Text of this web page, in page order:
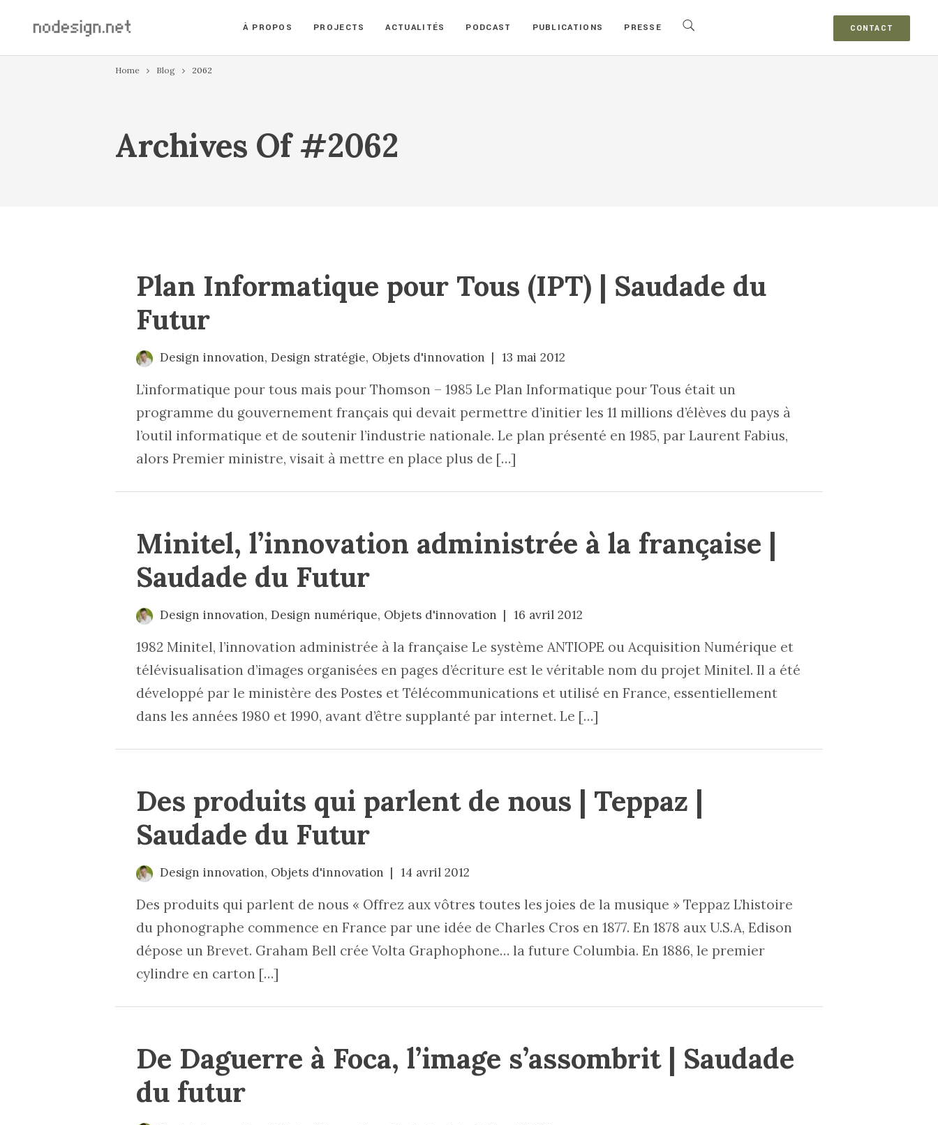
CONTACT
À PROPOS PROJECTS ACTUALITÉS PODCAST PUBLICATIONS PRESSE
Home Blog 2062
Archives Of #2062
Plan Informatique pour Tous (IPT) | Saudade du
Futur
Design innovation,Design stratégie, Objets d'innovation 13 mai 2012
L’informatique pour tous mais pour Thomson – 1985 Le Plan Informatique pour Tous était un
programme du gouvernement français qui devait permettre d’initier les 11 millions d’élèves du pays à
l’outil informatique et de soutenir l’industrie nationale. Le plan présenté en 1985, par Laurent Fabius,
alors Premier ministre, visait à mettre en place plus de […]
Minitel, l’innovation administrée à la française |
Saudade du Futur
Design innovation,Design numérique, Objets d'innovation 16 avril 2012
1982 Minitel, l’innovation administrée à la française Le système ANTIOPE ou Acquisition Numérique et
télévisualisation d’images organisées en pages d’écriture est le véritable nom du projet Minitel. Il a été
développé par le ministère des Postes et Télécommunications et utilisé en France, essentiellement
dans les années 1980 et 1990, avant d’être supplanté par internet. Le […]
Des produits qui parlent de nous | Teppaz |
Saudade du Futur
Design innovation, Objets d'innovation 14 avril 2012
Des produits qui parlent de nous « Offrez aux vôtres toutes les joies de la musique » Teppaz L’histoire
du phonographe commence en France par une idée de Charles Cros en 1877. En 1878 aux U.S.A, Edison
dépose un Brevet. Graham Bell crée Volta Graphophone… la future Columbia. En 1886, le premier
cylindre en carton […]
De Daguerre à Foca, l’image s’assombrit | Saudade
du futur